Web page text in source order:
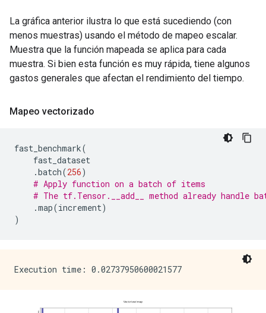
La gráfica anterior ilustra lo que está sucediendo (con
menos muestras) usando el método de mapeo escalar.
Muestra que la función mapeada se aplica para cada
muestra. Si bien esta función es muy rápida, tiene algunos
gastos generales que afectan el rendimiento del tiempo.
Mapeo vectorizado
fast_benchmark(
fast_dataset
.batch(256)
# Apply function on a batch of items
# The tf.Tensor.__add__ method already handle
.map(increment)
)